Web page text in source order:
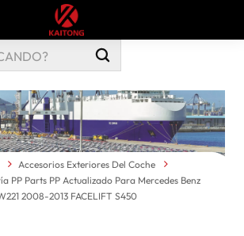
Accesorios Exteriores Del Coche
PP Parts PP Actualizado Para Mercedes Benz
2008-2013 FACELIFT S450